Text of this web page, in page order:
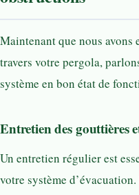
Maintenant que nous avons
travers votre pergola,
système en bon état de
Entretien des gouttières
Un entretien régulier est
votre système